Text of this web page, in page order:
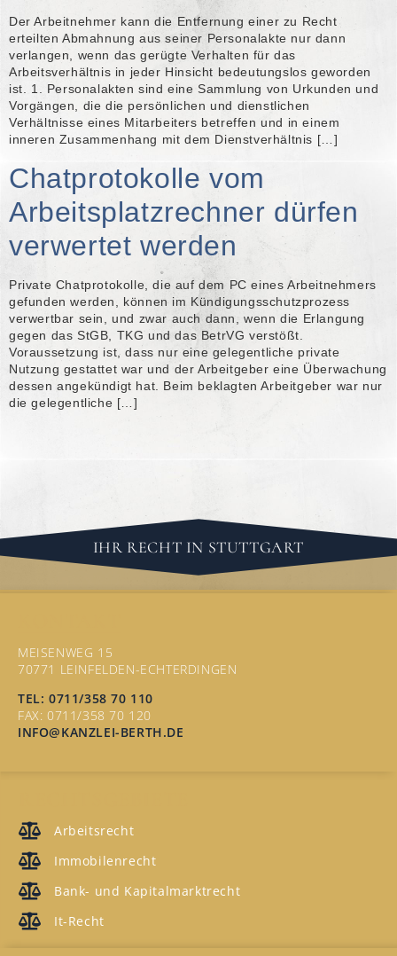
Der Arbeitnehmer kann die Entfernung einer zu Recht
erteilten Abmahnung aus seiner Personalakte nur dann
verlangen, wenn das gerügte Verhalten für das
Arbeitsverhältnis in jeder Hinsicht bedeutungslos geworden
ist. 1. Personalakten sind eine Sammlung von Urkunden und
Vorgängen, die die persönlichen und dienstlichen
Verhältnisse eines Mitarbeiters betreffen und in einem
inneren Zusammenhang mit dem Dienstverhältnis […]
Chatprotokolle vom
Arbeitsplatzrechner dürfen
verwertet werden
Private Chatprotokolle, die auf dem PC eines Arbeitnehmers
gefunden werden, können im Kündigungsschutzprozess
verwertbar sein, und zwar auch dann, wenn die Erlangung
gegen das StGB, TKG und das BetrVG verstößt.
Voraussetzung ist, dass nur eine gelegentliche private
Nutzung gestattet war und der Arbeitgeber eine Überwachung
dessen angekündigt hat. Beim beklagten Arbeitgeber war nur
die gelegentliche […]
IHR RECHT IN STUTTGART
MEISENWEG 15
70771 LEINFELDEN-ECHTERDINGEN
TEL: 0711/358 70 110
FAX: 0711/358 70 120
INFO@KANZLEI-BERTH.DE
Arbeitsrecht
Immobilenrecht
Bank- und Kapitalmarktrecht
It-Recht